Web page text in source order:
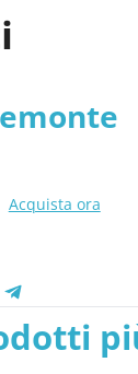
Acquista ora